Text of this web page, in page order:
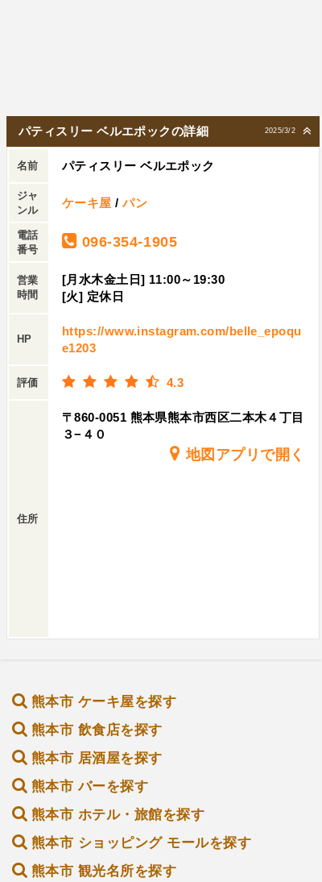
2025/3/2
パティスリー ベルエポックの詳細
名前 パティスリー ベルエポック
ジャ
ンル
ケーキ屋 /パン
電話
番号
096-354-1905
営業
時間
[月水木金土日] 11:00～19:30
[火] 定休日
HP
https://www.instagram.com/belle_epoqu
e1203
評価 4.3
住所
〒860-0051 熊本県熊本市西区二本木４丁目
３−４０
地図アプリで開く
熊本市 ケーキ屋を探す
熊本市 飲食店を探す
熊本市 居酒屋を探す
熊本市 バーを探す
熊本市 ホテル・旅館を探す
熊本市 ショッピング モールを探す
熊本市 観光名所を探す